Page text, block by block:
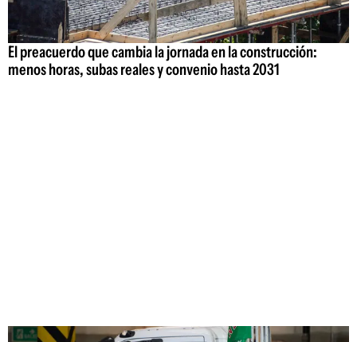
El preacuerdo que cambia la jornada en la construcción:
menos horas, subas reales y convenio hasta 2031